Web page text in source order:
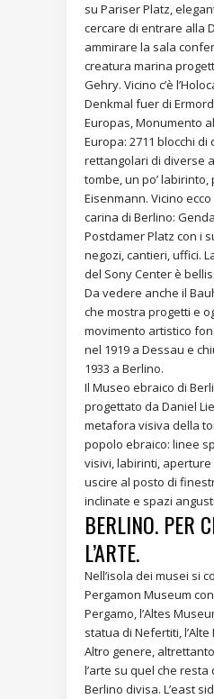
su Pariser Platz,
cercare di entrare alla
ammirare la sala
creatura marina
Gehry. Vicino c’è
Denkmal fuer di
Europas, Monumento
Europa: 2711 blocchi di
rettangolari di diverse
tombe, un po’
Eisenmann. Vicino
carina di Berlino:
Postdamer Platz con i
negozi, cantieri, uffici.
del Sony Center è
Da vedere anche il
che mostra progetti e
movimento artistico
nel 1919 a Dessau e
1933 a Berlino.
Il Museo ebraico di
progettato da Daniel
metafora visiva della
popolo ebraico: linee
visivi, labirinti,
uscire al posto di
inclinate e spazi
BERLINO. PER
L’ARTE.
Nell’isola dei musei si
Pergamon Museum
Pergamo, l’Altes
statua di Nefertiti,
Altro genere,
l’arte su quel che resta
Berlino divisa. L’east